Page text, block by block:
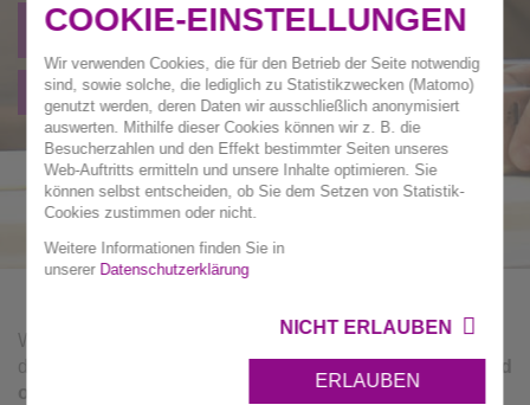
COOKIE-EINSTELLUNGEN
Wir verwenden Cookies, die für den Betrieb der Seite notwendig
sind, sowie solche, die lediglich zu Statistikzwecken (Matomo)
genutzt werden, deren Daten wir ausschließlich anonymisiert
auswerten. Mithilfe dieser Cookies können wir z. B. die
Besucherzahlen und den Effekt bestimmter Seiten unseres
Web-Auftritts ermitteln und unsere Inhalte optimieren. Sie
können selbst entscheiden, ob Sie dem Setzen von Statistik-
Cookies zustimmen oder nicht.
Weitere Informationen finden Sie in
unserer Datenschutzerklärung
NICHT ERLAUBEN
ERLAUBEN
Private Dienstleister
Gewerbe
Wir bieten nicht, was Sie suchen? Gerne helfen wir Ihnen,
den passenden Dienstleister zu finden.
Alle Angaben sind
ohne Gewähr.
Die Liste erhebt keinen Anspruch auf